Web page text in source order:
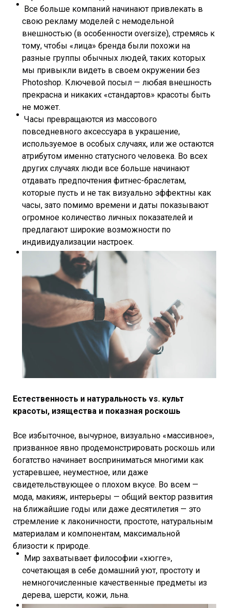
Все больше компаний начинают привлекать в
свою рекламу моделей с немодельной
внешностью (в особенности oversize), стремясь к
тому, чтобы «лица» бренда были похожи на
разные группы обычных людей, таких которых
мы привыкли видеть в своем окружении без
Photoshop. Ключевой посыл — любая внешность
прекрасна и никаких «стандартов» красоты быть
не может.
Часы превращаются из массового
повседневного аксессуара в украшение,
используемое в особых случаях, или же остаются
атрибутом именно статусного человека. Во всех
других случаях люди все больше начинают
отдавать предпочтения фитнес-браслетам,
которые пусть и не так визуально эффектны как
часы, зато помимо времени и даты показывают
огромное количество личных показателей и
предлагают широкие возможности по
индивидуализации настроек.
Естественность и натуральность vs. культ
красоты, изящества и показная роскошь
Все избыточное, вычурное, визуально «массивное»,
призванное явно продемонстрировать роскошь или
богатство начинает восприниматься многими как
устаревшее, неуместное, или даже
свидетельствующее о плохом вкусе. Во всем —
мода, макияж, интерьеры — общий вектор развития
на ближайшие годы или даже десятилетия — это
стремление к лаконичности, простоте, натуральным
материалам и компонентам, максимальной
близости к природе.
Мир захватывает философии «хюгге»,
сочетающая в себе домашний уют, простоту и
немногочисленные качественные предметы из
дерева, шерсти, кожи, льна.